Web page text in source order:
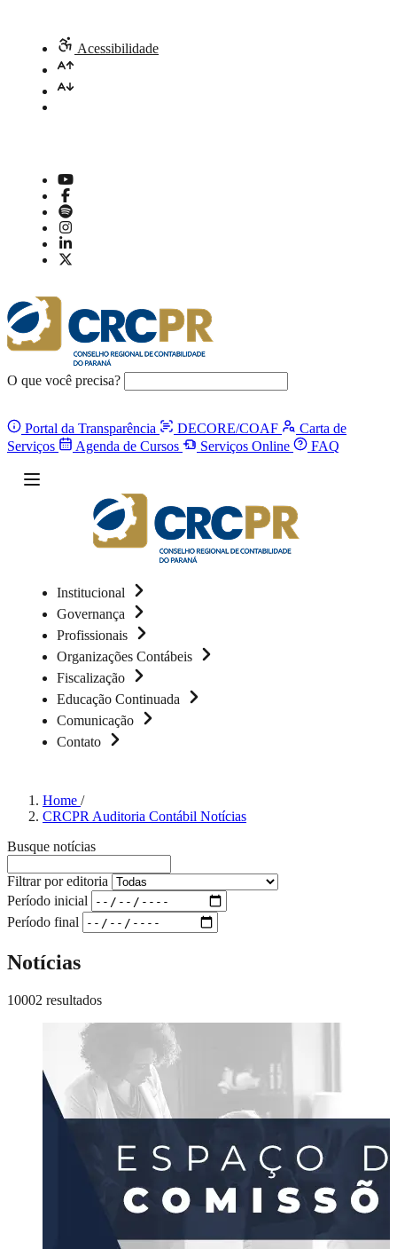
Acessibilidade
O que você precisa?
Portal da Transparência DECORE/COAF
Carta de
Serviços
Agenda de Cursos Serviços Online FAQ
Institucional
Governança
Profissionais
Organizações Contábeis
Fiscalização
Educação Continuada
Comunicação
Contato
Home /
CRCPR Auditoria Contábil Notícias
Busque notícias
Filtrar por editoria
Período inicial
Período final
Notícias
10002 resultados